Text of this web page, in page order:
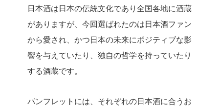
日本酒は日本の伝統文化であり全国各地に酒蔵
がありますが、今回選ばれたのは日本酒ファン
から愛され、かつ日本の未来にポジティブな影
響を与えていたり、独自の哲学を持っていたり
する酒蔵です。
パンフレットには、それぞれの日本酒に合うお